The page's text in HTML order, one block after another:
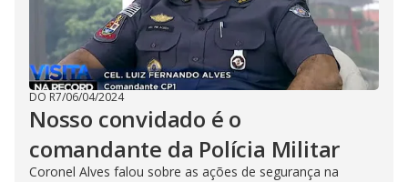
DO R7/06/04/2024
Nosso convidado é o
comandante da Polícia Militar
Coronel Alves falou sobre as ações de segurança na